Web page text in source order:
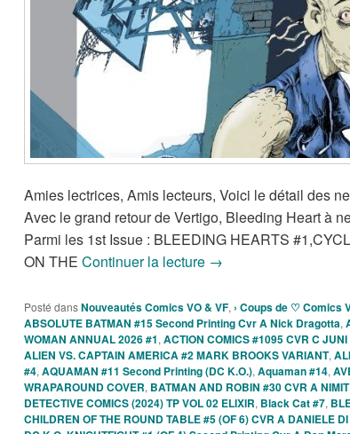
Amies lectrices, Amis lecteurs, Voici le détail des
Avec le grand retour de Vertigo, Bleeding Heart à
Parmi les 1st Issue : BLEEDING HEARTS
ON THE Continuer la lecture Sortie des comics VO
→
Posté dansNouveautés Comics VO & VF, › Coups de ♡ Comics
ABSOLUTE BATMAN #15 Second Printing Cvr A Nick Dragotta,
WOMAN ANNUAL 2026 #1, ACTION COMICS #1095 CVR C
ALIEN VS. CAPTAIN AMERICA #2 MARK BROOKS VARIANT,
#4, AQUAMAN #11 Second Printing (DC K.O.), Aquaman #14,
WRAPAROUND COVER, BATMAN AND ROBIN #30 CVR A
DETECTIVE COMICS (2024) TP VOL 02 ELIXIR, Black Cat #7,
CHILDREN OF THE ROUND TABLE #5 (OF 6) CVR A DANIELE